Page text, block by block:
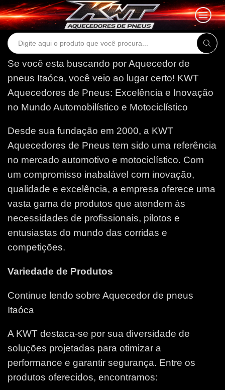
Search
Se você esta buscando por Aquecedor de
pneus Itaóca, você veio ao lugar certo! KWT
Aquecedores de Pneus: Excelência e Inovação
no Mundo Automobilístico e Motociclístico
Desde sua fundação em 2000, a KWT
Aquecedores de Pneus tem sido uma referência
no mercado automotivo e motociclístico. Com
um compromisso inabalável com inovação,
qualidade e excelência, a empresa oferece uma
vasta gama de produtos que atendem às
necessidades de profissionais, pilotos e
entusiastas do mundo das corridas e
competições.
Variedade de Produtos
Continue lendo sobre Aquecedor de pneus
Itaóca
A KWT destaca-se por sua diversidade de
soluções projetadas para otimizar a
performance e garantir segurança. Entre os
produtos oferecidos, encontramos: